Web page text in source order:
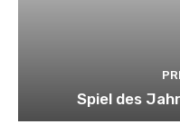
Spiel des